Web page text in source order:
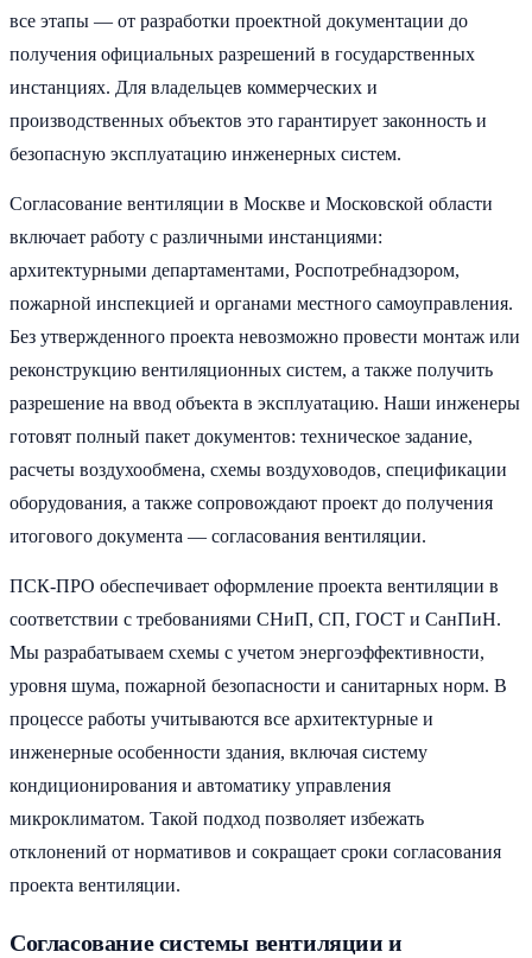
все этапы — от разработки проектной документации до
получения официальных разрешений в государственных
инстанциях. Для владельцев коммерческих и
производственных объектов это гарантирует законность и
безопасную эксплуатацию инженерных систем.
Согласование вентиляции в Москве и Московской области
включает работу с различными инстанциями:
архитектурными департаментами, Роспотребнадзором,
пожарной инспекцией и органами местного самоуправления.
Без утвержденного проекта невозможно провести монтаж или
реконструкцию вентиляционных систем, а также получить
разрешение на ввод объекта в эксплуатацию. Наши инженеры
готовят полный пакет документов: техническое задание,
расчеты воздухообмена, схемы воздуховодов, спецификации
оборудования, а также сопровождают проект до получения
итогового документа — согласования вентиляции.
ПСК-ПРО обеспечивает оформление проекта вентиляции в
соответствии с требованиями СНиП, СП, ГОСТ и СанПиН.
Мы разрабатываем схемы с учетом энергоэффективности,
уровня шума, пожарной безопасности и санитарных норм. В
процессе работы учитываются все архитектурные и
инженерные особенности здания, включая систему
кондиционирования и автоматику управления
микроклиматом. Такой подход позволяет избежать
отклонений от нормативов и сокращает сроки согласования
проекта вентиляции.
Согласование системы вентиляции и